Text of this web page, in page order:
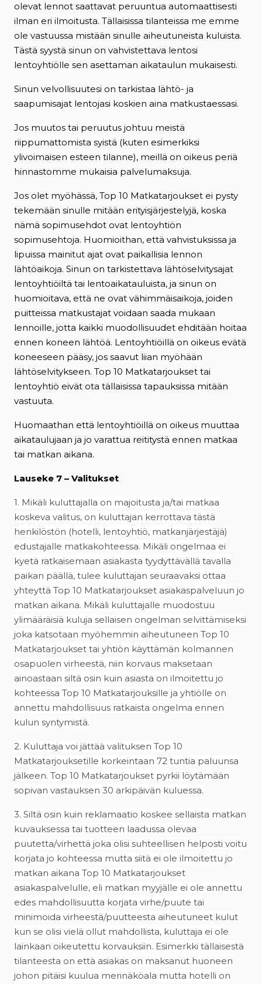
olevat lennot saattavat peruuntua automaattisesti
ilman eri ilmoitusta. Tällaisissa tilanteissa me emme
ole vastuussa mistään sinulle aiheutuneista kuluista.
Tästä syystä sinun on vahvistettava lentosi
lentoyhtiölle sen asettaman aikataulun mukaisesti.
Sinun velvollisuutesi on tarkistaa lähtö- ja
saapumisajat lentojasi koskien aina matkustaessasi.
Jos muutos tai peruutus johtuu meistä
riippumattomista syistä (kuten esimerkiksi
ylivoimaisen esteen tilanne), meillä on oikeus periä
hinnastomme mukaisia palvelumaksuja.
Jos olet myöhässä, Top 10 Matkatarjoukset ei pysty
tekemään sinulle mitään erityisjärjestelyjä, koska
nämä sopimusehdot ovat lentoyhtiön
sopimusehtoja. Huomioithan, että vahvistuksissa ja
lipuissa mainitut ajat ovat paikallisia lennon
lähtöaikoja. Sinun on tarkistettava lähtöselvitysajat
lentoyhtiöiltä tai lentoaikatauluista, ja sinun on
huomioitava, että ne ovat vähimmäisaikoja, joiden
puitteissa matkustajat voidaan saada mukaan
lennoille, jotta kaikki muodollisuudet ehditään hoitaa
ennen koneen lähtöä. Lentoyhtiöillä on oikeus evätä
koneeseen pääsy, jos saavut liian myöhään
lähtöselvitykseen. Top 10 Matkatarjoukset tai
lentoyhtiö eivät ota tällaisissa tapauksissa mitään
vastuuta.
Huomaathan että lentoyhtiöillä on oikeus muuttaa
aikataulujaan ja jo varattua reititystä ennen matkaa
tai matkan aikana.
Lauseke 7 – Valitukset
1. Mikäli kuluttajalla on majoitusta ja/tai matkaa
koskeva valitus, on kuluttajan kerrottava tästä
henkilöstön (hotelli, lentoyhtiö, matkanjärjestäjä)
edustajalle matkakohteessa. Mikäli ongelmaa ei
kyetä ratkaisemaan asiakasta tyydyttävällä tavalla
paikan päällä, tulee kuluttajan seuraavaksi ottaa
yhteyttä Top 10 Matkatarjoukset asiakaspalveluun jo
matkan aikana. Mikäli kuluttajalle muodostuu
ylimääräisiä kuluja sellaisen ongelman selvittämiseksi
joka katsotaan myöhemmin aiheutuneen Top 10
Matkatarjoukset tai yhtiön käyttämän kolmannen
osapuolen virheestä, niin korvaus maksetaan
ainoastaan siltä osin kuin asiasta on ilmoitettu jo
kohteessa Top 10 Matkatarjouksille ja yhtiölle on
annettu mahdollisuus ratkaista ongelma ennen
kulun syntymistä.
2. Kuluttaja voi jättää valituksen Top 10
Matkatarjouksetille korkeintaan 72 tuntia paluunsa
jälkeen. Top 10 Matkatarjoukset pyrkii löytämään
sopivan vastauksen 30 arkipäivän kuluessa.
3. Siltä osin kuin reklamaatio koskee sellaista matkan
kuvauksessa tai tuotteen laadussa olevaa
puutetta/virhettä joka olisi suhteellisen helposti voitu
korjata jo kohteessa mutta siitä ei ole ilmoitettu jo
matkan aikana Top 10 Matkatarjoukset
asiakaspalvelulle, eli matkan myyjälle ei ole annettu
edes mahdollisuutta korjata virhe/puute tai
minimoida virheestä/puutteesta aiheutuneet kulut
kun se olisi vielä ollut mahdollista, kuluttaja ei ole
lainkaan oikeutettu korvauksiin. Esimerkki tällaisestä
tilanteesta on että asiakas on maksanut huoneen
johon pitäisi kuulua merinäköala mutta hotelli on